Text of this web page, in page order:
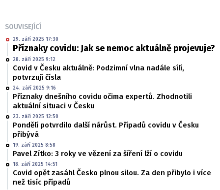
SOUVISEJÍCÍ
29. září 2025 17:30
Příznaky covidu: Jak se nemoc aktuálně projevuje?
28. září 2025 9:12
Covid v Česku aktuálně: Podzimní vlna nadále sílí,
potvrzují čísla
24. září 2025 9:16
Příznaky dnešního covidu očima expertů. Zhodnotili
aktuální situaci v Česku
23. září 2025 12:50
Pondělí potvrdilo další nárůst. Případů covidu v Česku
přibývá
19. září 2025 8:58
Pavel Zítko: 3 roky ve vězení za šíření lží o covidu
18. září 2025 14:51
Covid opět zasáhl Česko plnou silou. Za den přibylo i více
než tisíc případů